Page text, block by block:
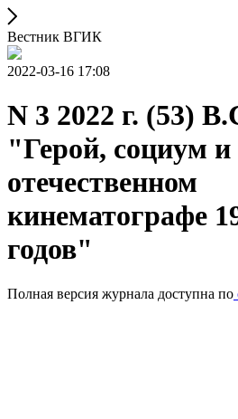
Вестник ВГИК
2022-03-16 17:08
N 3 2022 г. (53)
"Герой, социум и
отечественном
кинематографе
годов"
Полная версия журнала доступна по